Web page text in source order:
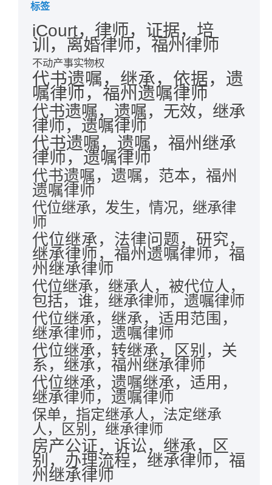
标签
iCourt，律师，证据，培
训，离婚律师，福州律师
不动产事实物权
代书遗嘱，继承，依据，遗
嘱律师，福州遗嘱律师
代书遗嘱，遗嘱，无效，继承
律师，遗嘱律师
代书遗嘱，遗嘱，福州继承
律师，遗嘱律师
代书遗嘱，遗嘱，范本，福州
遗嘱律师
代位继承，发生，情况，继承律
师
代位继承，法律问题，研究，
继承律师，福州遗嘱律师，福
州继承律师
代位继承，继承人，被代位人，
包括，谁，继承律师，遗嘱律师
代位继承，继承，适用范围，
继承律师，遗嘱律师
代位继承，转继承，区别，关
系，继承，福州继承律师
代位继承，遗嘱继承，适用，
继承律师，遗嘱律师
保单，指定继承人，法定继承
人，区别，继承律师
房产公证，诉讼，继承，区
别，办理流程，继承律师，福
州继承律师